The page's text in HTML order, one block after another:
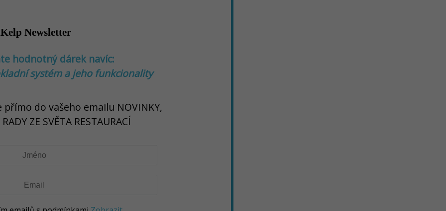
Newsletter
hodnotný dárek navíc:
systém a jeho funkcionality
do vašeho emailu NOVINKY,
ZE SVĚTA RESTAURACÍ